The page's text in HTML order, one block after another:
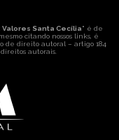
Valores Santa Cecília" é de
citando nossos links, é
de direito autoral – artigo 184
autorais.